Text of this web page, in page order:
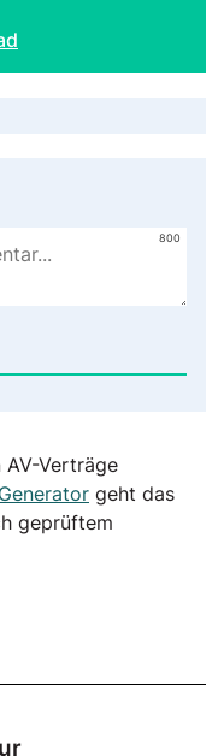
800
Verträge
geht das
geprüftem